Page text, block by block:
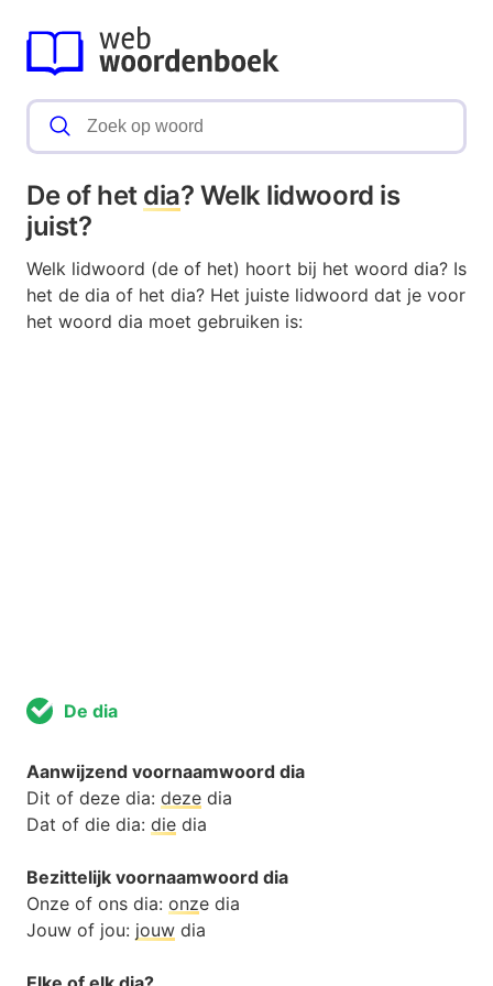
De of het dia? Welk lidwoord is
juist?
Welk lidwoord (de of het) hoort bij het woord dia? Is
het de dia of het dia? Het juiste lidwoord dat je voor
het woord dia moet gebruiken is:
De dia
Aanwijzend voornaamwoord dia
Dit of deze dia: deze dia
Dat of die dia: die dia
Bezittelijk voornaamwoord dia
Onze of ons dia: onze dia
Jouw of jou: jouw dia